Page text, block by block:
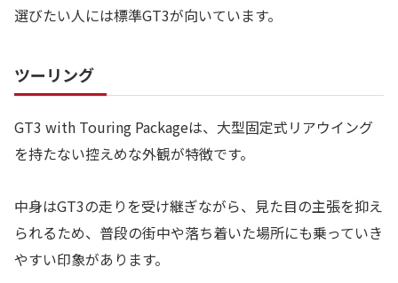
選びたい人には標準GT3が向いています。
ツーリング
GT3 with Touring Packageは、大型固定式リアウイング
を持たない控えめな外観が特徴です。
中身はGT3の走りを受け継ぎながら、見た目の主張を抑え
られるため、普段の街中や落ち着いた場所にも乗っていき
やすい印象があります。